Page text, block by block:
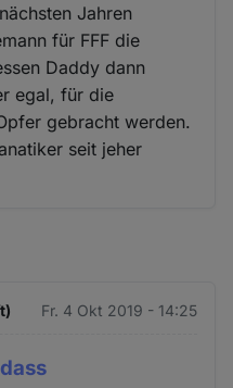
Jahren
für FFF die
Daddy dann
egal, für die
gebracht werden.
seit jeher
Fr. 4 Okt 2019 - 14:25